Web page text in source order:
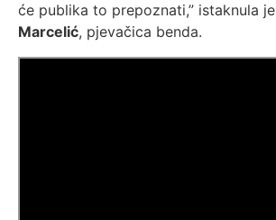
će publika to prepoznati,” istaknula je
Marcelić, pjevačica benda.